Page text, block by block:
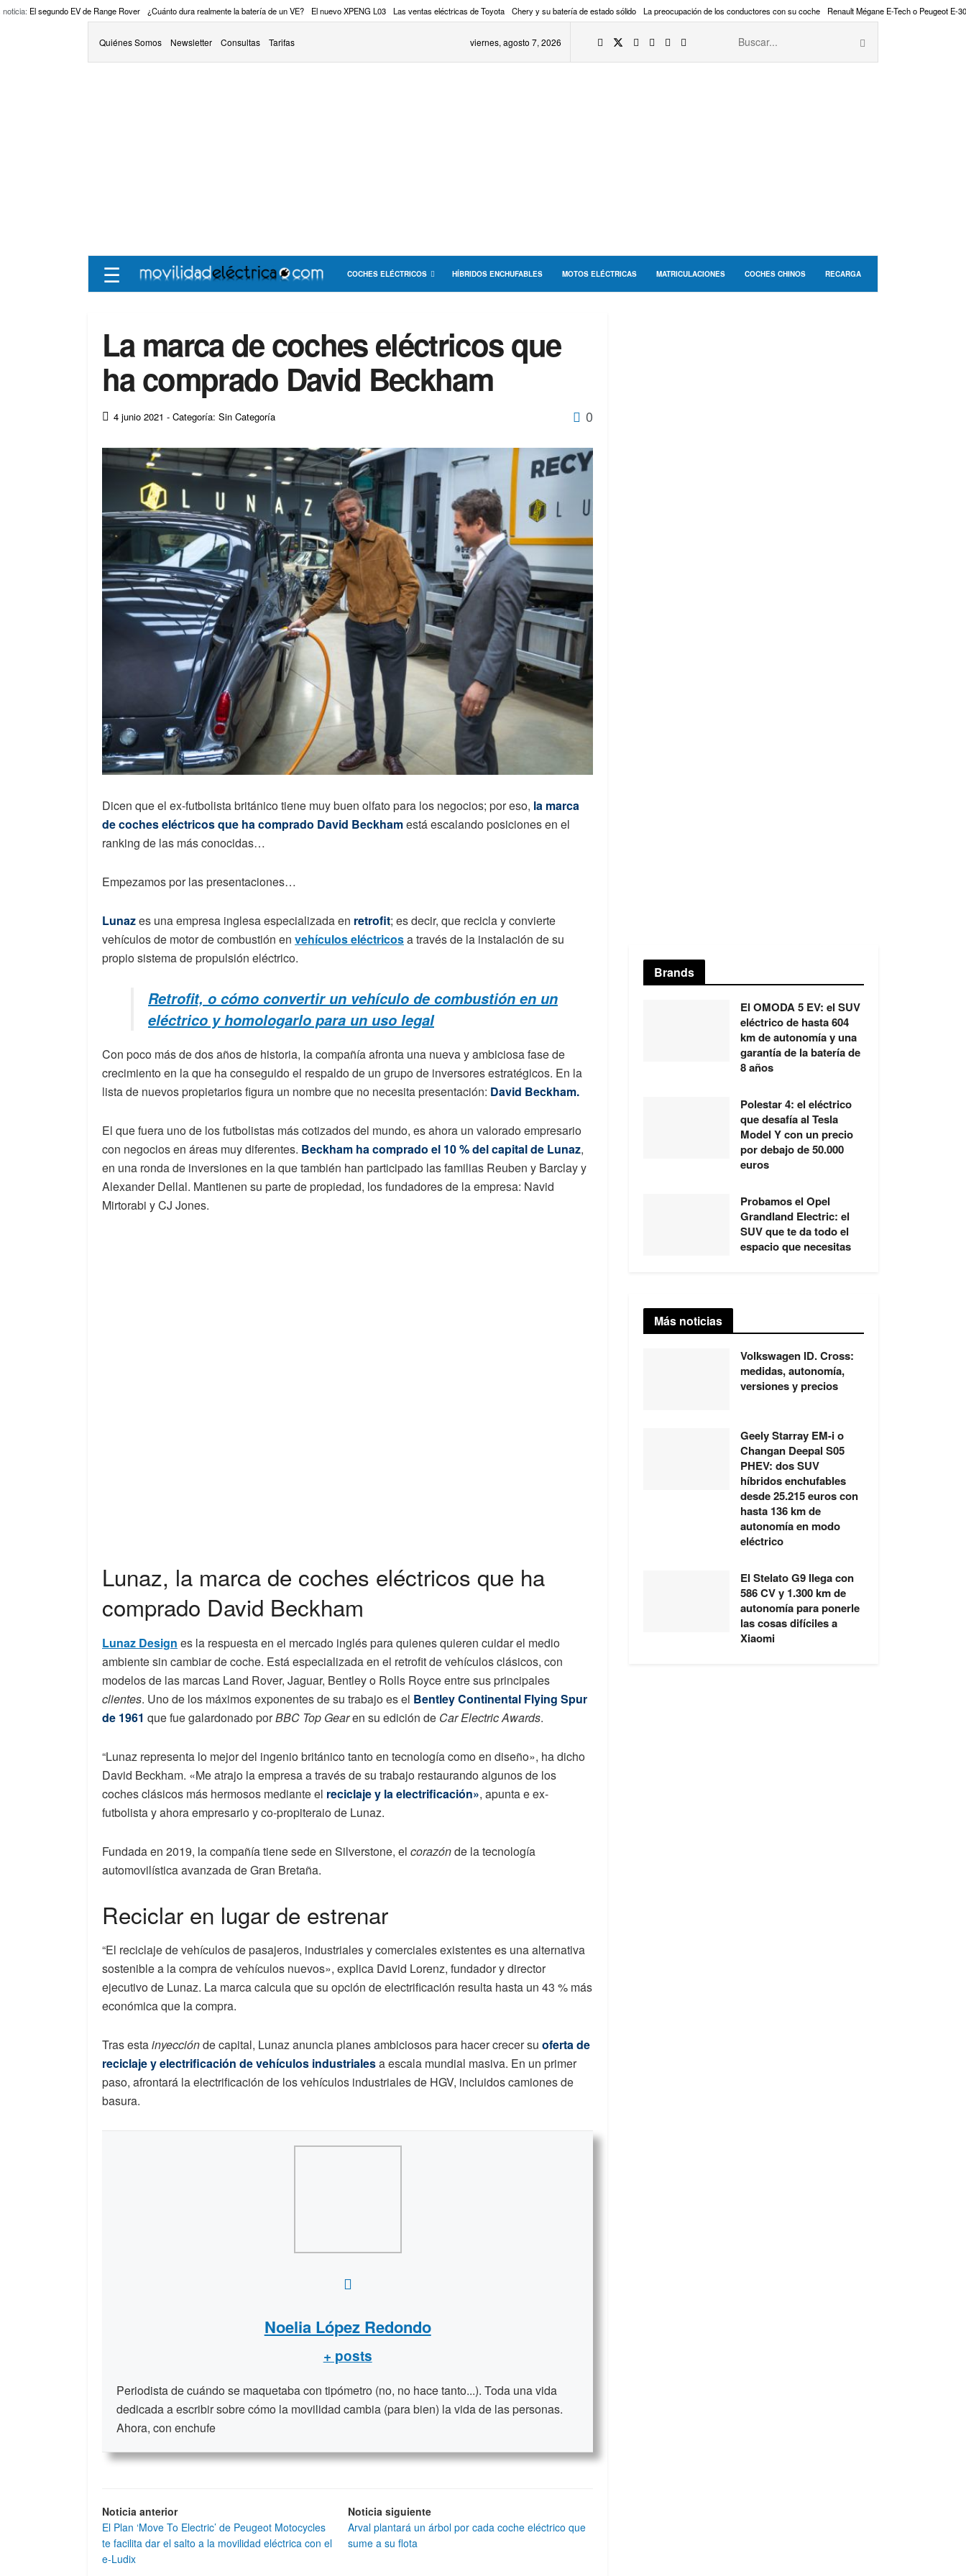
noticia: El segundo EV de Range Rover ¿Cuánto dura realmente la batería de un VE? El nuevo XPENG L03 Las ventas eléctricas de Toyota Chery y su batería de estado sólido La preocupación de los conductores con su coche Renault Mégane E-Tech o Peugeot E-
Quiénes Somos Newsletter Consultas Tarifas viernes, agosto 7, 2026
☰ COCHES ELÉCTRICOS HÍBRIDOS ENCHUFABLES MOTOS ELÉCTRICAS MATRICULACIONES COCHES CHINOS RECARGA
La marca de coches eléctricos que
ha comprado David Beckham
4 junio 2021 - Categoría: Sin Categoría 0
Dicen que el ex-futbolista británico tiene muy buen olfato para los negocios; por eso, la marca
de coches eléctricos que ha comprado David Beckhamestá escalando posiciones en el
ranking de las más conocidas…
Empezamos por las presentaciones…
Lunazes una empresa inglesa especializada en retrofit; es decir, que recicla y convierte
vehículos de motor de combustión en vehículos eléctricosa través de la instalación de su
propio sistema de propulsión eléctrico.
Retrofit, o cómo convertir un vehículo de combustión en un
eléctrico y homologarlo para un uso legal
Con poco más de dos años de historia, la compañía afronta una nueva y ambiciosa fase de
crecimiento en la que ha conseguido el respaldo de un grupo de inversores estratégicos. En la
lista de nuevos propietarios figura un nombre que no necesita presentación: David Beckham.
El que fuera uno de los futbolistas más cotizados del mundo, es ahora un valorado empresario
con negocios en áreas muy diferentes. Beckham ha comprado el 10 % del capital de Lunaz,
en una ronda de inversiones en la que también han participado las familias Reuben y Barclay y
Alexander Dellal. Mantienen su parte de propiedad, los fundadores de la empresa: Navid
Mirtorabi y CJ Jones.
Lunaz, la marca de coches eléctricos que ha
comprado David Beckham
Lunaz Design es la respuesta en el mercado inglés para quienes quieren cuidar el medio
ambiente sin cambiar de coche. Está especializada en el retrofit de vehículos clásicos, con
modelos de las marcas Land Rover, Jaguar, Bentley o Rolls Royce entre sus principales
clientes. Uno de los máximos exponentes de su trabajo es el Bentley Continental Flying Spur
de 1961 que fue galardonado porBBC Top Gearen su edición de Car Electric Awards.
“Lunaz representa lo mejor del ingenio británico tanto en tecnología como en diseño», ha dicho
David Beckham. «Me atrajo la empresa a través de su trabajo restaurando algunos de los
coches clásicos más hermosos mediante el reciclaje y la electrificación», apunta e ex-
futbolista y ahora empresario y co-propiteraio de Lunaz.
Fundada en 2019, la compañía tiene sede en Silverstone, el corazónde la tecnología
automovilística avanzada de Gran Bretaña.
Reciclar en lugar de estrenar
“El reciclaje de vehículos de pasajeros, industriales y comerciales existentes es una alternativa
sostenible a la compra de vehículos nuevos», explica David Lorenz, fundador y director
ejecutivo de Lunaz. La marca calcula que su opción de electrificación resulta hasta un 43 % más
económica que la compra.
Tras estainyecciónde capital, Lunaz anuncia planes ambiciosos para hacer crecer su oferta de
reciclaje y electrificación de vehículos industrialesa escala mundial masiva. En un primer
paso, afrontará la electrificación de los vehículos industriales de HGV, incluidos camiones de
basura.
Noelia López Redondo
+ posts
Periodista de cuándo se maquetaba con tipómetro (no, no hace tanto...). Toda una vida
dedicada a escribir sobre cómo la movilidad cambia (para bien) la vida de las personas.
Ahora, con enchufe
Noticia anterior
El Plan ‘Move To Electric’ de Peugeot Motocycles
te facilita dar el salto a la movilidad eléctrica con el
e-Ludix
Noticia siguiente
Arval plantará un árbol por cada coche eléctrico que
sume a su flota
Brands
El OMODA 5 EV: el SUV
eléctrico de hasta 604
km de autonomía y una
garantía de la batería de
8 años
Polestar 4: el eléctrico
que desafía al Tesla
Model Y con un precio
por debajo de 50.000
euros
Probamos el Opel
Grandland Electric: el
SUV que te da todo el
espacio que necesitas
Más noticias
Volkswagen ID. Cross:
medidas, autonomía,
versiones y precios
Geely Starray EM-i o
Changan Deepal S05
PHEV: dos SUV
híbridos enchufables
desde 25.215 euros con
hasta 136 km de
autonomía en modo
eléctrico
El Stelato G9 llega con
586 CV y 1.300 km de
autonomía para ponerle
las cosas difíciles a
Xiaomi